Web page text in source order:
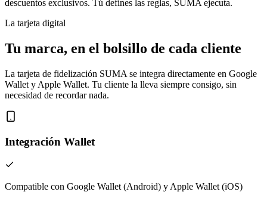
descuentos exclusivos. Tú defines las reglas, SUMA ejecuta.
La tarjeta digital
Tu marca, en el bolsillo de cada cliente
La tarjeta de fidelización SUMA se integra directamente en Google
Wallet y Apple Wallet. Tu cliente la lleva siempre consigo, sin
necesidad de recordar nada.
Integración Wallet
Compatible con Google Wallet (Android) y Apple Wallet (iOS)